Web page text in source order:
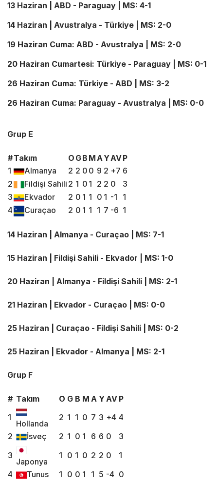
13 Haziran | ABD - Paraguay | MS: 4-1
14 Haziran | Avustralya - Türkiye | MS: 2-0
19 Haziran Cuma: ABD - Avustralya | MS: 2-0
20 Haziran Cumartesi: Türkiye - Paraguay | MS: 0-1
26 Haziran Cuma: Türkiye - ABD | MS: 3-2
26 Haziran Cuma: Paraguay - Avustralya | MS: 0-0
Grup E
#Takım O GB MAYAVP
1
Almanya 2 2 0 0 9 2 +7 6
2
Fildişi Sahili 2 1 0 1 2 2 0
3
3
Ekvador 2 0 1 1 0 1 -1
1
4
Curaçao 2 0 1 1 1 7 -6 1
14 Haziran | Almanya - Curaçao | MS: 7-1
15 Haziran | Fildişi Sahili - Ekvador | MS: 1-0
20 Haziran | Almanya - Fildişi Sahili | MS: 2-1
21 Haziran | Ekvador - Curaçao | MS: 0-0
25 Haziran | Curaçao - Fildişi Sahili | MS: 0-2
25 Haziran | Ekvador - Almanya | MS: 2-1
Grup F
# Takım O G B M A YAV P
1
Hollanda
2 1 1 0 7 3 +4 4
2
İsveç 2 1 0 1 6 6 0
3
3
Japonya
1 0 1 0 2 2 0
1
4
Tunus 1 0 0 1 1 5 -4 0